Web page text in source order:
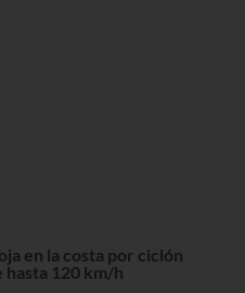
en la costa por ciclón
120 km/h